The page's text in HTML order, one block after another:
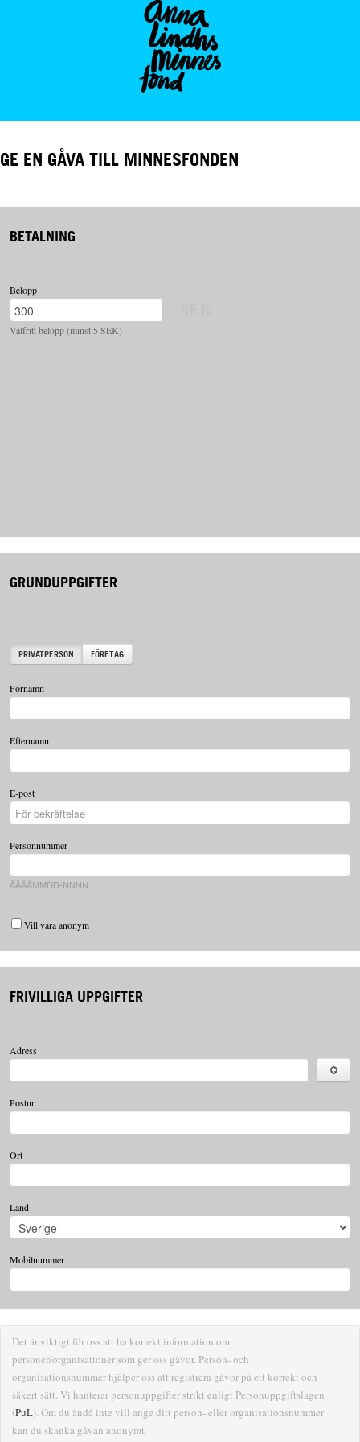
GE EN GÅVA TILL MINNESFONDEN
BETALNING
Belopp
Valfritt belopp (minst 5 SEK)
GRUNDUPPGIFTER
PRIVATPERSON FÖRETAG
Förnamn
Efternamn
E-post
Personnummer
ÅÅÅÅMMDD-NNNN
Vill vara anonym
FRIVILLIGA UPPGIFTER
Adress
Postnr
Ort
Land
Mobilnummer
Det är viktigt för oss att ha korrekt information om
personer/organisationer som ger oss gåvor. Person- och
organisationsnummer hjälper oss att registrera gåvor på ett korrekt och
säkert sätt. Vi hanterar personuppgifter strikt enligt Personuppgiftslagen
(PuL). Om du ändå inte vill ange ditt person- eller organisationsnummer
kan du skänka gåvan anonymt.